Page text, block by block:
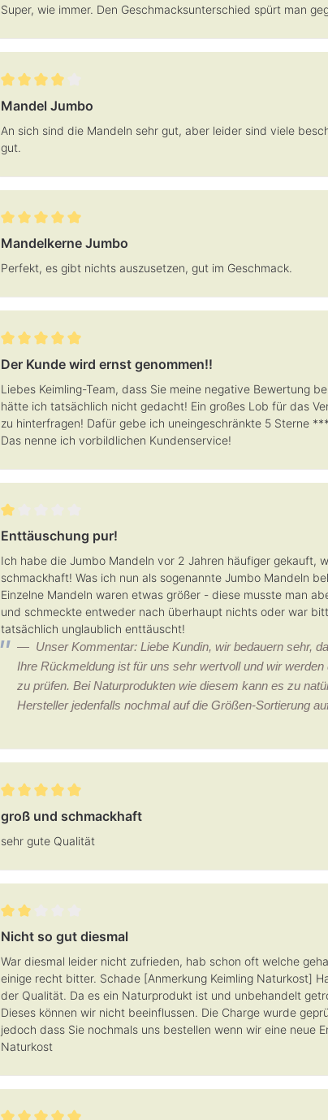
Super, wie immer. Den Geschmacksunterschied spürt man
Bewertung mit 4 von 5 Sternen
Mandel Jumbo
An sich sind die Mandeln sehr gut, aber leider sind viele
gut.
Bewertung mit 5 von 5 Sternen
Mandelkerne Jumbo
Perfekt, es gibt nichts auszusetzen, gut im Geschmack.
Bewertung mit 5 von 5 Sternen
Der Kunde wird ernst genommen!!
Liebes Keimling-Team, dass Sie meine negative Bewertung
hätte ich tatsächlich nicht gedacht! Ein großes Lob für das
zu hinterfragen! Dafür gebe ich uneingeschränkte 5 Sterne
Das nenne ich vorbildlichen Kundenservice!
Bewertung mit 1 von 5 Sternen
Enttäuschung pur!
Ich habe die Jumbo Mandeln vor 2 Jahren häufiger gekauft,
schmackhaft! Was ich nun als sogenannte Jumbo Mandeln
Einzelne Mandeln waren etwas größer - diese musste man
und schmeckte entweder nach überhaupt nichts oder war
tatsächlich unglaublich enttäuscht!
Unser Kommentar: Liebe Kundin, wir bedauern sehr,
Ihre Rückmeldung ist für uns sehr wertvoll und wir
zu prüfen. Bei Naturprodukten wie diesem kann es zu
Hersteller jedenfalls nochmal auf die Größen-Sortierung
Bewertung mit 5 von 5 Sternen
groß und schmackhaft
sehr gute Qualität
Bewertung mit 2 von 5 Sternen
Nicht so gut diesmal
War diesmal leider nicht zufrieden, hab schon oft welche
einige recht bitter. Schade [Anmerkung Keimling Naturkost]
der Qualität. Da es ein Naturprodukt ist und unbehandelt
Dieses können wir nicht beeinflussen. Die Charge wurde
jedoch dass Sie nochmals uns bestellen wenn wir eine neue
Naturkost